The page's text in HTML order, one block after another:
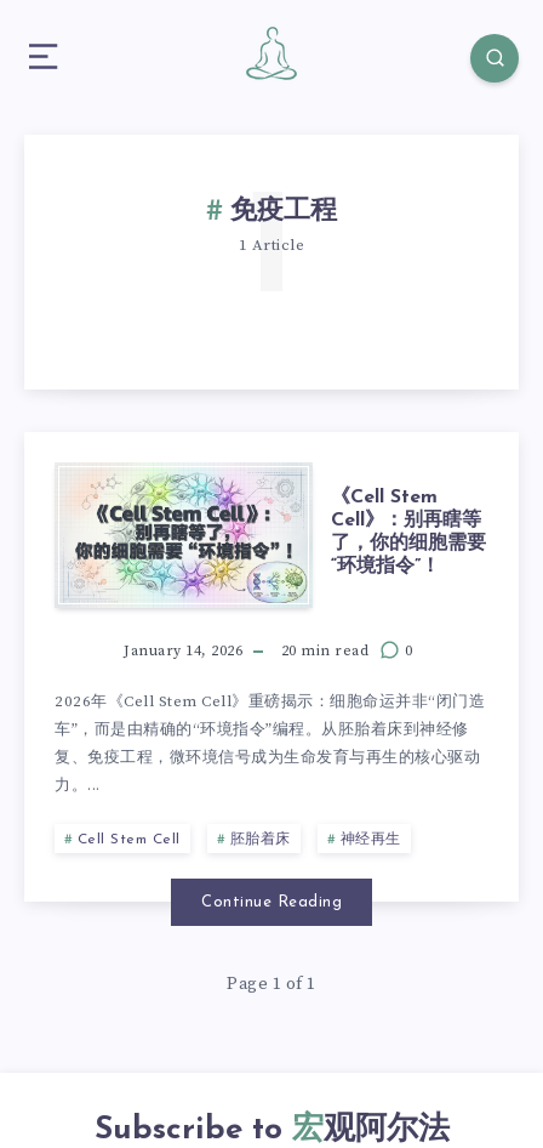
免疫工程
1 Article
1
《Cell Stem
Cell》：别再瞎等
了，你的细胞需要
“环境指令”！
January 14, 2026 20 min read 0
2026年《Cell Stem Cell》重磅揭示：细胞命运并非“闭门造
车”，而是由精确的“环境指令”编程。从胚胎着床到神经修
复、免疫工程，微环境信号成为生命发育与再生的核心驱动
力。...
Cell Stem Cell 胚胎着床 神经再生
Continue Reading
Page 1 of 1
Subscribe to 宏观阿尔法